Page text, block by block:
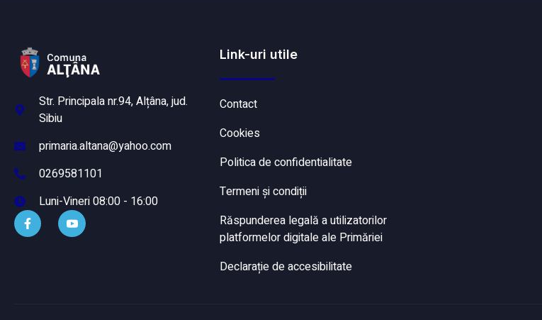
Str. Principala nr.94, Alțâna, jud.
Sibiu
primaria.altana@yahoo.com
0269581101
Luni-Vineri 08:00 - 16:00
Link-uri utile
Contact
Cookies
Politica de confidentialitate
Termeni și condiții
Răspunderea legală a utilizatorilor
platformelor digitale ale Primăriei
Declarație de accesibilitate